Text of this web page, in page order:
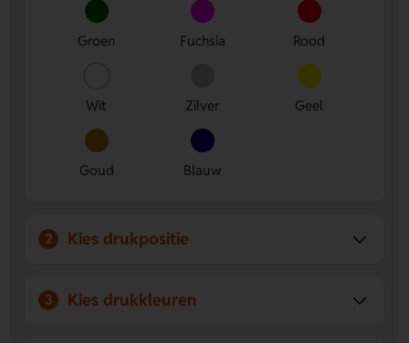
Groen Fuchsia Rood
Wit Zilver Geel
Goud Blauw
2 Kies drukpositie
3 Kies drukkleuren